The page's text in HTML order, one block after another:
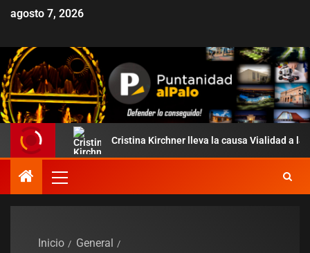
agosto 7, 2026
Cristina Kirchner lleva la causa Vialidad a la ONU y
Inicio
General